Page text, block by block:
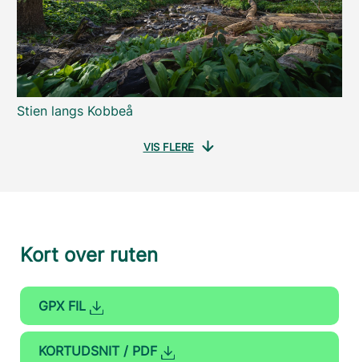
Stien langs Kobbeå
VIS FLERE
Kort over ruten
GPX FIL
KORTUDSNIT / PDF